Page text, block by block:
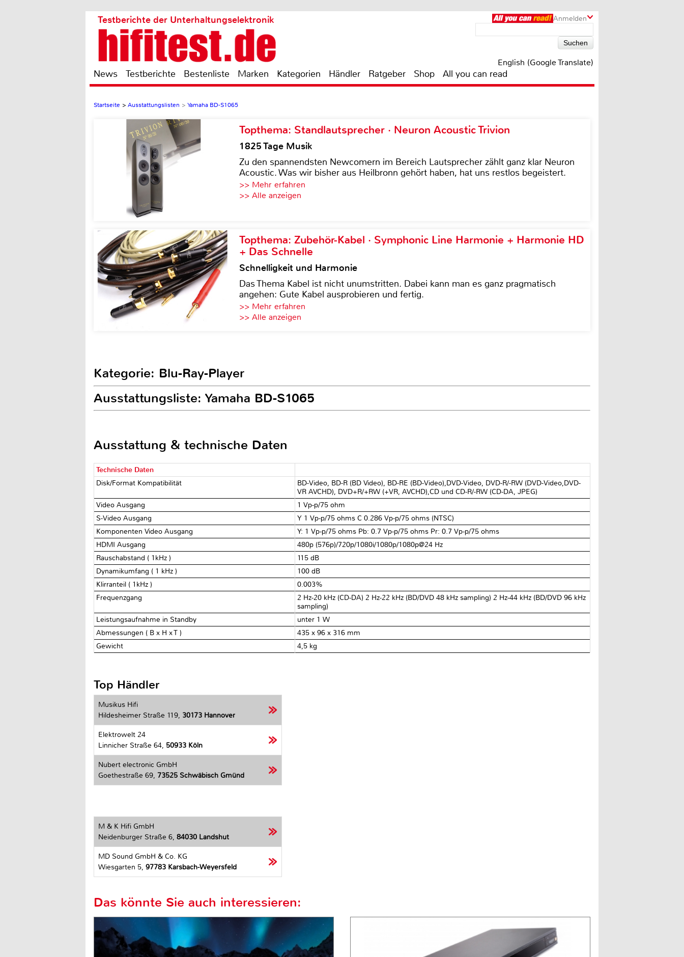
Anmelden
Testberichte der Unterhaltungselektronik
English (Google Translate)
News Testberichte Bestenliste Marken Kategorien Händler Ratgeber Shop All you can read
Startseite > Ausstattungslisten > Yamaha BD-S1065
Topthema: Standlautsprecher · Neuron Acoustic Trivion
1825 Tage Musik
Zu den spannendsten Newcomern im Bereich Lautsprecher zählt ganz klar Neuron
Acoustic. Was wir bisher aus Heilbronn gehört haben, hat uns restlos begeistert.
>> Mehr erfahren
>> Alle anzeigen
Topthema: Zubehör-Kabel · Symphonic Line Harmonie + Harmonie HD
+ Das Schnelle
Schnelligkeit und Harmonie
Das Thema Kabel ist nicht unumstritten. Dabei kann man es ganz pragmatisch
angehen: Gute Kabel ausprobieren und fertig.
>> Mehr erfahren
>> Alle anzeigen
Kategorie: Blu-Ray-Player
Ausstattungsliste: Yamaha BD-S1065
Ausstattung & technische Daten
Technische Daten
Disk/Format Kompatibilität
BD-Video, BD-R (BD Video), BD-RE (BD-Video),DVD-Video, DVD-R/-RW (DVD-Video,DVD-
VR AVCHD), DVD+R/+RW (+VR, AVCHD),CD und CD-R/-RW (CD-DA, JPEG)
Video Ausgang
1 Vp-p/75 ohm
S-Video Ausgang
Y 1 Vp-p/75 ohms C 0.286 Vp-p/75 ohms (NTSC)
Komponenten Video Ausgang
Y: 1 Vp-p/75 ohms Pb: 0.7 Vp-p/75 ohms Pr: 0.7 Vp-p/75 ohms
HDMI Ausgang
480p (576p)/720p/1080i/1080p/1080p@24 Hz
Rauschabstand ( 1kHz )
115 dB
Dynamikumfang ( 1 kHz )
100 dB
Klirranteil ( 1kHz )
0.003%
Frequenzgang
2 Hz-20 kHz (CD-DA) 2 Hz-22 kHz (BD/DVD 48 kHz sampling) 2 Hz-44 kHz (BD/DVD 96 kHz
sampling)
Leistungsaufnahme in Standby
unter 1 W
Abmessungen ( B x H x T )
435 x 96 x 316 mm
Gewicht
4,5 kg
Top Händler
Musikus Hifi
Hildesheimer Straße 119, 30173 Hannover
Elektrowelt 24
Linnicher Straße 64, 50933 Köln
Nubert electronic GmbH
Goethestraße 69, 73525 Schwäbisch Gmünd
M & K Hifi GmbH
Neidenburger Straße 6, 84030 Landshut
MD Sound GmbH & Co. KG
Wiesgarten 5, 97783 Karsbach-Weyersfeld
Das könnte Sie auch interessieren: